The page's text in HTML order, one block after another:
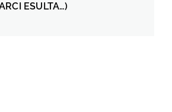
ESULTA…)